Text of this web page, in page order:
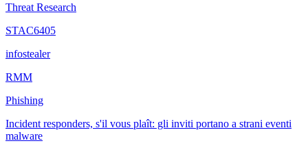
Threat Research
STAC6405
infostealer
RMM
Phishing
Incident responders, s'il vous plaît: gli inviti portano a strani eventi
malware